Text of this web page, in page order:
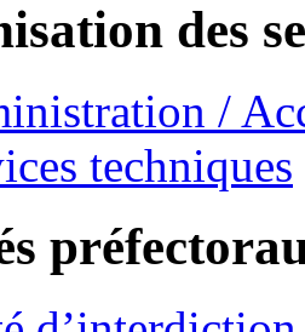
des
/
techniques